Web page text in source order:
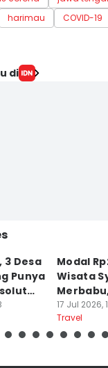
harimau COVID-19
di
Desa
Punya
Modal
Wisata
akhir
17 Jul 2026,
Travel